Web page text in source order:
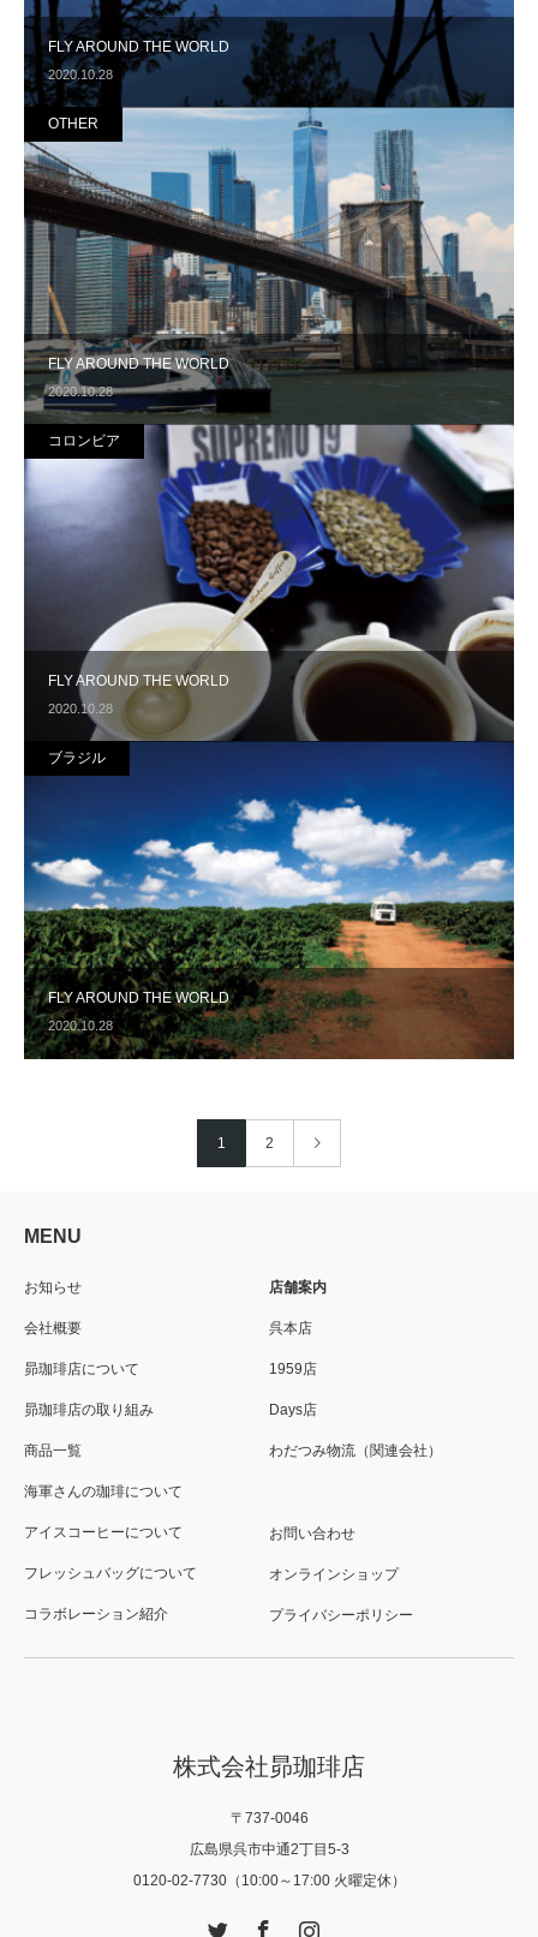
FLY AROUND THE WORLD
2020.10.28
FLY AROUND THE WORLD
2020.10.28
OTHER
FLY AROUND THE WORLD
2020.10.28
コロンビア
FLY AROUND THE WORLD
2020.10.28
ブラジル
1 2
MENU
お知らせ
会社概要
昴珈琲店について
昴珈琲店の取り組み
商品一覧
海軍さんの珈琲について
アイスコーヒーについて
フレッシュバッグについて
コラボレーション紹介
店舗案内
呉本店
1959店
Days店
わだつみ物流（関連会社）
お問い合わせ
オンラインショップ
プライバシーポリシー
株式会社昴珈琲店
〒737-0046
広島県呉市中通2丁目5-3
0120-02-7730（10:00～17:00 火曜定休）